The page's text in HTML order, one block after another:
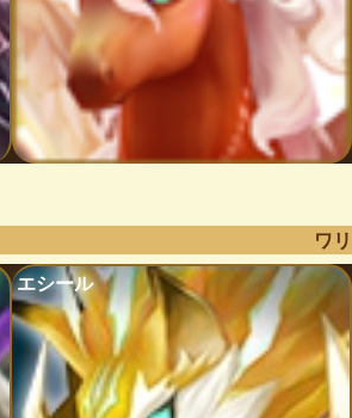
ワ
エシール